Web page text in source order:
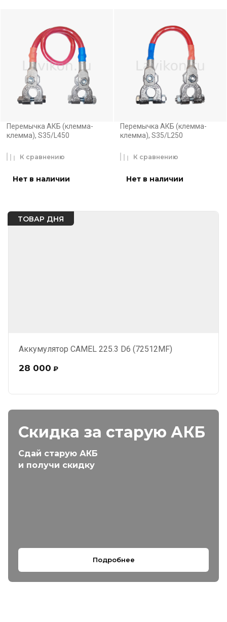
ТОВАР ДНЯ
Аккумулятор CAMEL 225.3 D6 (72512MF)
28 000 ₽
Скидка за старую АКБ
Сдай старую АКБ
и получи скидку
Подробнее
Перемычка АКБ (клемма-
клемма), S35/L450
Нет в наличии
К сравнению
Перемычка АКБ (клемма-
клемма), S35/L250
Нет в наличии
К сравнению